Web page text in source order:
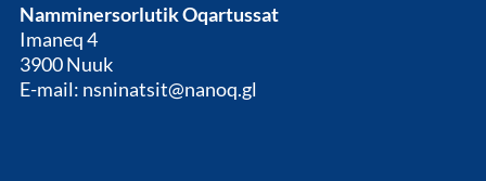
Namminersorlutik Oqartussat
Imaneq 4
3900 Nuuk
E-mail: nsninatsit@nanoq.gl